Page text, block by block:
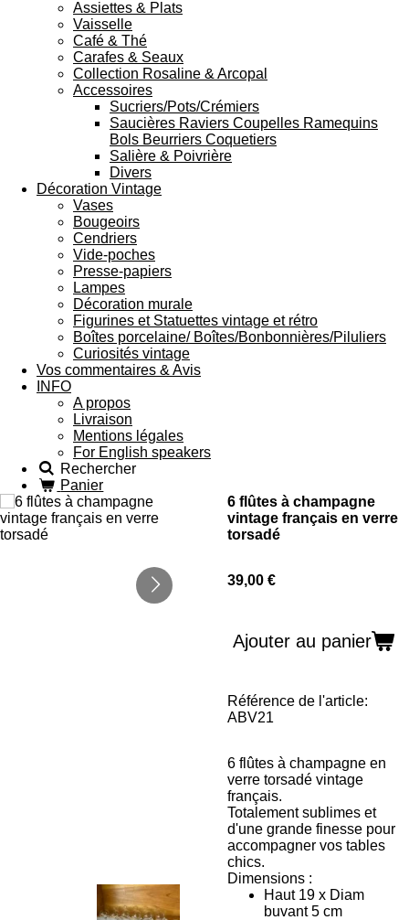
Assiettes & Plats
Vaisselle
Café & Thé
Carafes & Seaux
Collection Rosaline & Arcopal
Accessoires
Sucriers/Pots/Crémiers
Saucières Raviers Coupelles Ramequins
Bols Beurriers Coquetiers
Salière & Poivrière
Divers
Décoration Vintage
Vases
Bougeoirs
Cendriers
Vide-poches
Presse-papiers
Lampes
Décoration murale
Figurines et Statuettes vintage et rétro
Boîtes porcelaine/ Boîtes/Bonbonnières/Piluliers
Curiosités vintage
Vos commentaires & Avis
INFO
A propos
Livraison
Mentions légales
For English speakers
Rechercher
Panier
6 flûtes à champagne
vintage français en verre
torsadé
39,00 €
Ajouter au panier
Référence de l'article:
ABV21
6 flûtes à champagne en
verre torsadé vintage
français.
Totalement sublimes et
d'une grande finesse pour
accompagner vos tables
chics.
Dimensions :
Haut 19 x Diam
buvant 5 cm